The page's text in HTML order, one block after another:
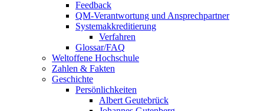
Feedback
QM-Verantwortung und Ansprechpartner
Systemakkreditierung
Verfahren
Glossar/FAQ
Weltoffene Hochschule
Zahlen & Fakten
Geschichte
Persönlichkeiten
Albert Geutebrück